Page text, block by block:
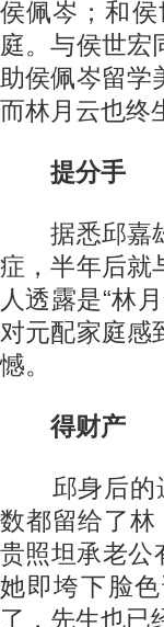
侯佩岑；和
庭。与侯世宏
助侯佩岑留学
而林月云也终
提分手
据悉邱嘉雄
症，半年后就
人透露是“林
对元配家庭感
憾。
得财产
邱身后的遗
数都留给了林
贵照坦承老公
她即垮下脸
了，先生也已